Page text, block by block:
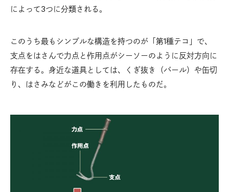
によって3つに分類される。
このうち最もシンプルな構造を持つのが「第1種テコ」で、
支点をはさんで力点と作用点がシーソーのように反対方向に
存在する。身近な道具としては、くぎ抜き（バール）や缶切
り、はさみなどがこの働きを利用したものだ。